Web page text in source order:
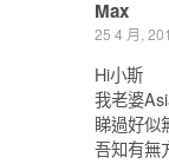
Max
25 4 月,
Hi小斯
我老婆
睇過好似
吾知有無